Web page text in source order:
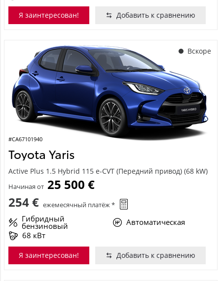
Я заинтересован! Добавить к сравнению
Вскоре
#CA67101940
Toyota Yaris
Active Plus 1.5 Hybrid 115 e-CVT (Передний привод) (68 kW)
Начиная от 25 500 €
254 € ежемесячный платёж *
Гибридный
бензиновый
Автоматическая
68 кВт
Я заинтересован! Добавить к сравнению